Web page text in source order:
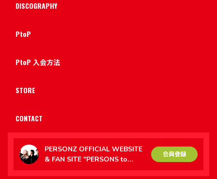
DISCOGRAPHY
PtoP
PtoP 入会方法
STORE
CONTACT
PERSONZ OFFICIAL WEBSITE
& FAN SITE "PERSONS to
PERSONZ（PtoP）"
会員登録